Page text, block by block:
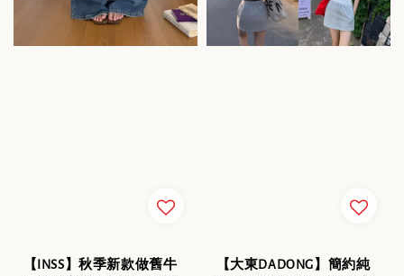
【INSS】秋季新款做舊牛
【大東DADONG】簡約純